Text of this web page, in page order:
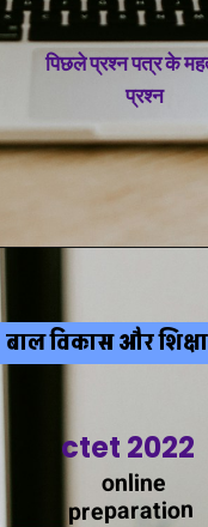
पिछले प्रश्न पत्र के
प्रश्न
ctet 2022
online
preparation
बाल विकास और